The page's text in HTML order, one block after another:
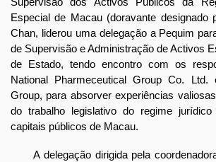
Especial de Macau (doravante designado
Chan, liderou uma delegação a Pequim
de Supervisão e Administração de Activos
de Estado, tendo encontro com os
National Pharmeceutical Group Co.
Group, para absorver experiências
do trabalho legislativo do regime
capitais públicos de Macau.
A delegação dirigida pela